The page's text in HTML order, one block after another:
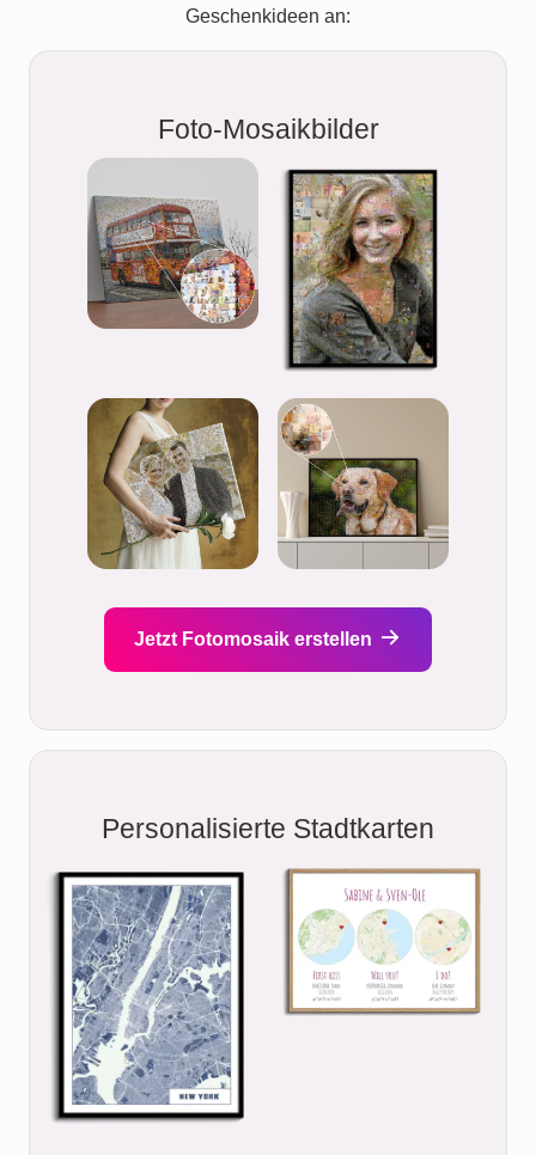
Geschenkideen an:
Foto-Mosaikbilder
Jetzt Fotomosaik erstellen
Personalisierte Stadtkarten